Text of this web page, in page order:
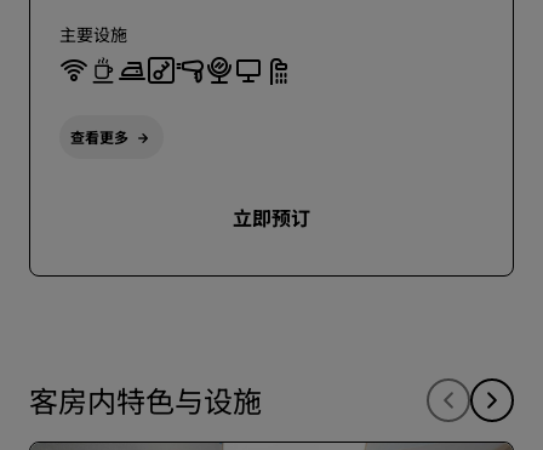
主要设施
查看更多
立即预订
客房内特色与设施